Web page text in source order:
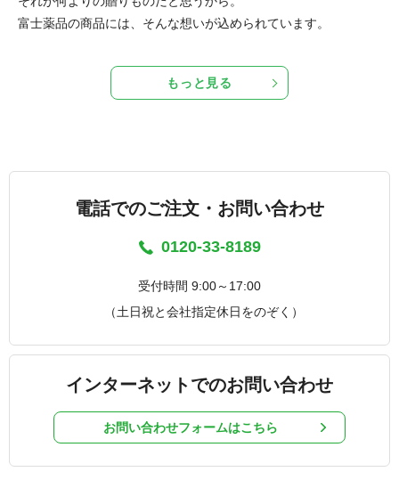
富士薬品の商品には、そんな想いが込められています。
もっと見る
電話でのご注文・お問い合わせ
0120-33-8189
受付時間 9:00～17:00
（土日祝と会社指定休日をのぞく）
インターネットでのお問い合わせ
お問い合わせフォームはこちら